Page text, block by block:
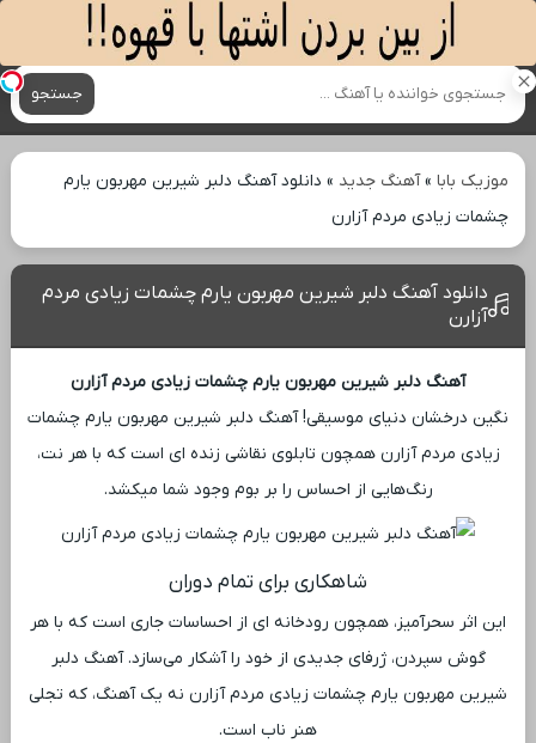
آهنگ های جدید
جستجو
موزیک بابا»آهنگ جدید » دانلود آهنگ دلبر شیرین مهربون یارم
چشمات زیادی مردم آزارن
دانلود آهنگ دلبر شیرین مهربون یارم چشمات زیادی مردم
آزارن
آهنگ دلبر شیرین مهربون یارم چشمات زیادی مردم آزارن
نگین درخشان دنیای موسیقی! آهنگ دلبر شیرین مهربون یارم چشمات
زیادی مردم آزارن همچون تابلوی نقاشی زنده ‌ای است که با هر نت،
رنگ‌هایی از احساس را بر بوم وجود شما میکشد.
شاهکاری برای تمام دوران
این اثر سحرآمیز، همچون رودخانه ‌ای از احساسات جاری است که با هر
گوش سپردن، ژرفای جدیدی از خود را آشکار می‌سازد. آهنگ دلبر
شیرین مهربون یارم چشمات زیادی مردم آزارن نه یک آهنگ، که تجلی
هنر ناب است.